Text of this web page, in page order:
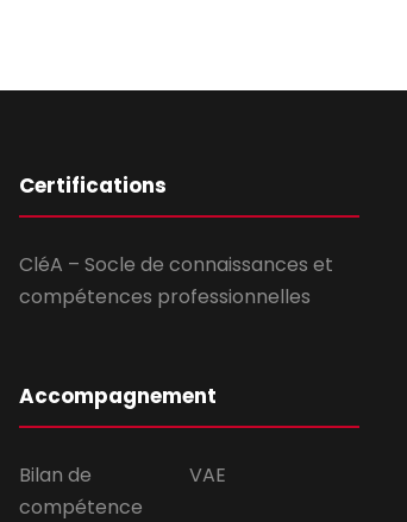
Certifications
CléA – Socle de connaissances et
compétences professionnelles
Accompagnement
Bilan de
compétence
VAE